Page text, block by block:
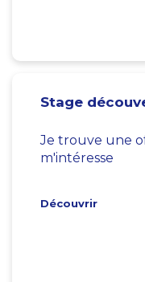
Stage
Je trouve une
m'intéresse
Découvrir